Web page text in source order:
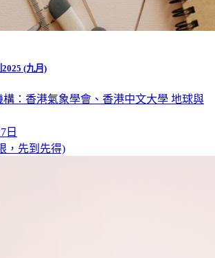
(九月)
構：香港氣象學會、香港中文大學 地球與
日
，先到先得)